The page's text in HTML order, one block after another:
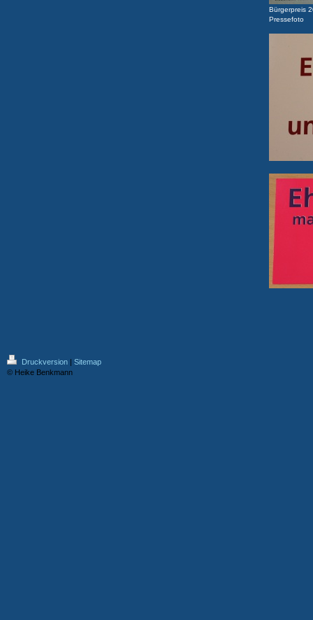
Bürgerpreis
Pressefoto
Druckversion | Sitemap
© Heike Benkmann